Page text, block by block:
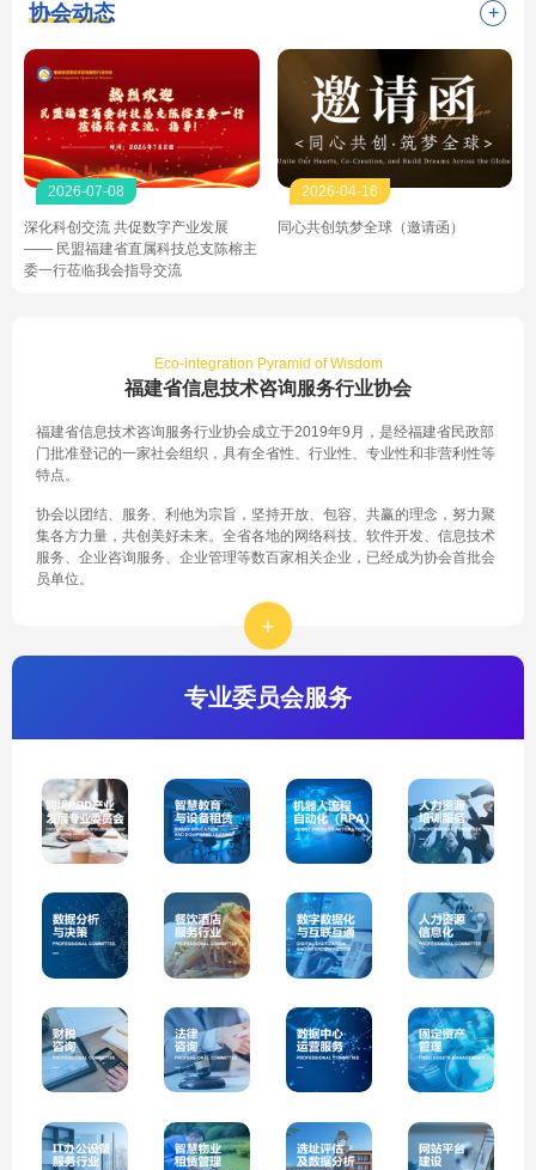
协会动态 +
2026-07-08
深化科创交流 共促数字产业发展
—— 民盟福建省直属科技总支陈榕主
委一行莅临我会指导交流
2026-04-16
同心共创筑梦全球（邀请函）
Eco-integration Pyramid of Wisdom
福建省信息技术咨询服务行业协会
福建省信息技术咨询服务行业协会成立于2019年9月，是经福建省民政部
门批准登记的一家社会组织，具有全省性、行业性、专业性和非营利性等
特点。
协会以团结、服务、利他为宗旨，坚持开放、包容、共赢的理念，努力聚
集各方力量，共创美好未来。全省各地的网络科技、软件开发、信息技术
服务、企业咨询服务、企业管理等数百家相关企业，已经成为协会首批会
员单位。
+
专业委员会服务